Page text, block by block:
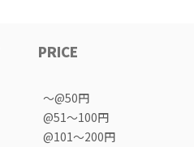
PRICE
〜@50円
@51〜100円
@101〜200円